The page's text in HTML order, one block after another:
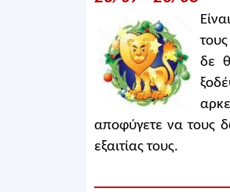
δε
αποφύγετε να τους
εξαιτίας τους.